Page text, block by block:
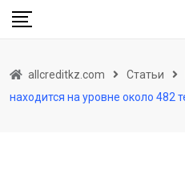
Skip
allcreditkz.com Статьи
находится на уровне около 482